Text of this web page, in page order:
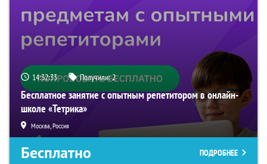
14:32:32 Получили:2
Бесплатное занятие с опытным репетитором в онлайн-
школе «Тетрика»
Москва, Россия
Бесплатно ПОДРОБНЕЕ